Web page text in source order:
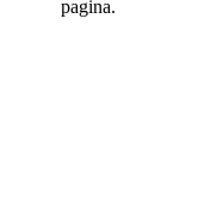
pagina.